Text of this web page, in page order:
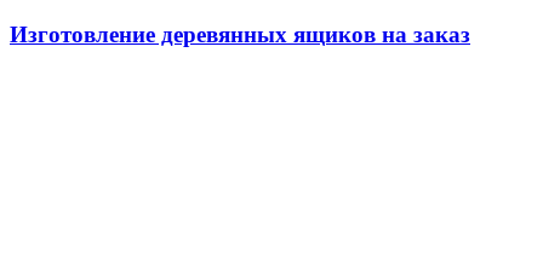
Изготовление деревянных ящиков на заказ